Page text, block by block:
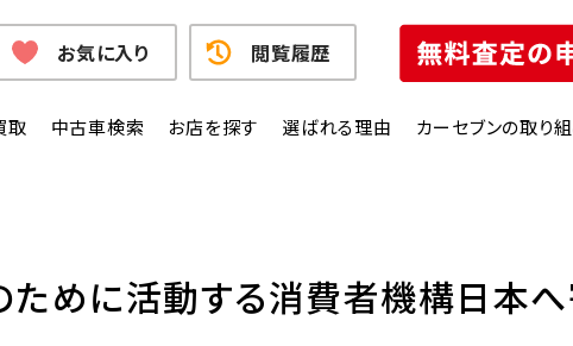
取 中古車検索 お店を探す 選ばれる理由 カーセブンの取り
お気に入り 閲覧履歴
ために活動する消費者機構日本